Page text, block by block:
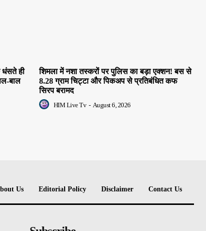
धंसते ही
बाल
शिमला में नशा तस्करों पर पुलिस का बड़ा एक्शन! बस से
8.28 ग्राम चिट्टा और पिकअप से प्रतिबंधित कफ
सिरप बरामद
HIM Live Tv - August 6, 2026
Us Editorial Policy Disclaimer Contact Us